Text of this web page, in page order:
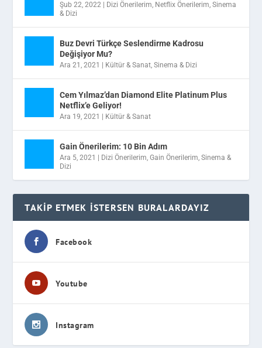
Şub 22, 2022 Dizi Önerilerim, Netflix Önerilerim,Sinema
& Dizi
Buz Devri Türkçe Seslendirme Kadrosu
Değişiyor Mu?
Ara 21, 2021 Kültür & Sanat,Sinema & Dizi
Cem Yılmaz’dan Diamond Elite Platinum Plus
Netflix’e Geliyor!
Ara 19, 2021 Kültür & Sanat
Gain Önerilerim: 10 Bin Adım
Ara 5, 2021 Dizi Önerilerim,Gain Önerilerim,Sinema &
Dizi
TAKIP ETMEK İSTERSEN BURALARDAYIZ
Facebook
Youtube
Instagram